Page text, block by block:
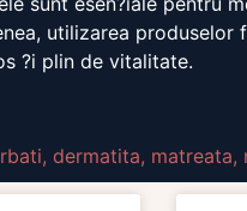
utilizarea
?i plin de vitalitate.
, dermatita, matreata,